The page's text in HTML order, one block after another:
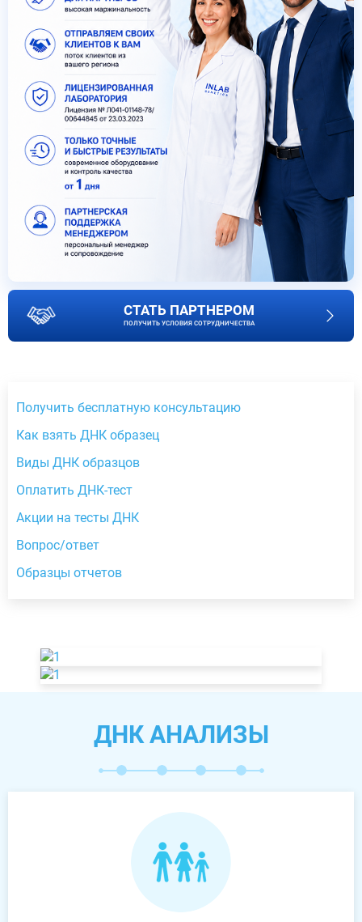
СТАТЬ ПАРТНЕРОМ
ПОЛУЧИТЬ УСЛОВИЯ СОТРУДНИЧЕСТВА
Получить бесплатную консультацию
Как взять ДНК образец
Виды ДНК образцов
Оплатить ДНК-тест
Акции на тесты ДНК
Вопрос/ответ
Образцы отчетов
ДНК АНАЛИЗЫ